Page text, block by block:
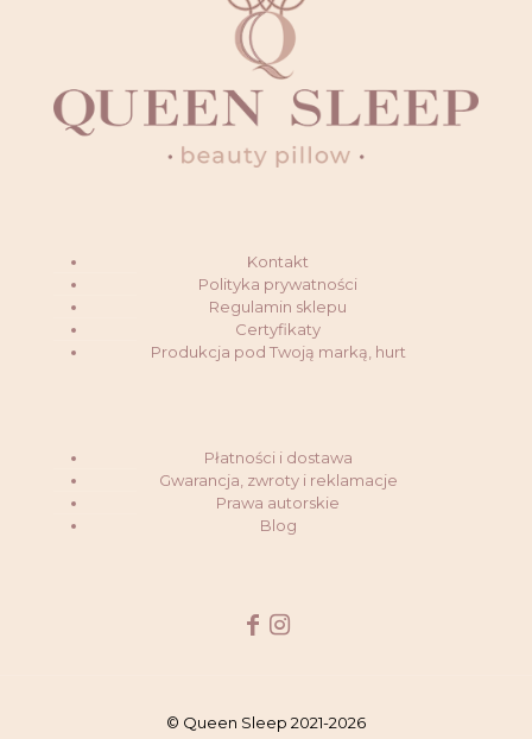
wybrać
stronie
produktu
Kontakt
Polityka prywatności
Regulamin sklepu
Certyfikaty
Produkcja pod Twoją marką, hurt
Płatności i dostawa
Gwarancja, zwroty i reklamacje
Prawa autorskie
Blog
© Queen Sleep 2021-2026